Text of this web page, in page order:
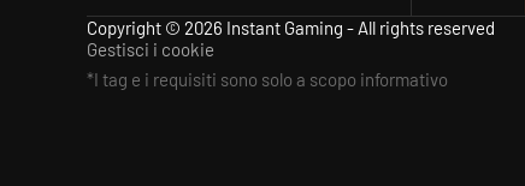
Copyright © 2026 Instant Gaming - All rights reserved
Gestisci i cookie
*I tag e i requisiti sono solo a scopo informativo